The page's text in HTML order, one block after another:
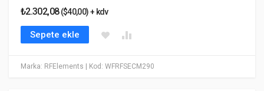
Marka: RFElements | Kod: WFRFSECM290
₺2.302,08($40,00) + kdv
Sepete ekle